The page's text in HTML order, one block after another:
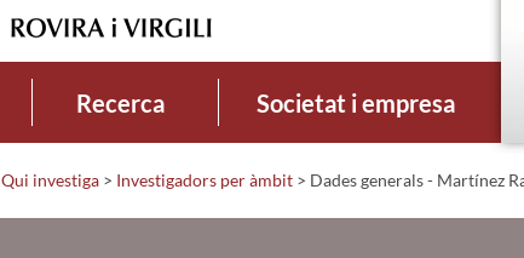
Recerca Societat i empresa
Qui investiga > Investigadors per àmbit > Dades generals - Martínez